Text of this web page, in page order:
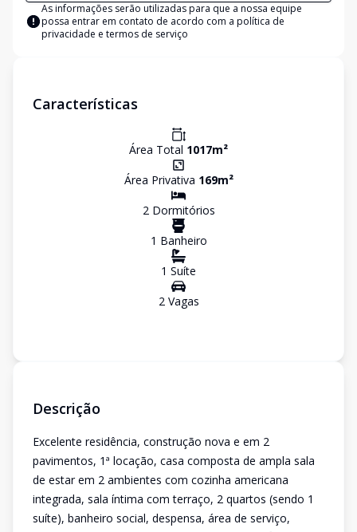
As informações serão utilizadas para que a nossa equipe
possa entrar em contato de acordo com a política de
privacidade e termos de serviço
Características
Área Total 1017m²
Área Privativa 169m²
2Dormitórios
1 Banheiro
1 Suíte
2Vagas
Descrição
Excelente residência, construção nova e em 2
pavimentos, 1ª locação, casa composta de ampla sala
de estar em 2 ambientes com cozinha americana
integrada, sala íntima com terraço, 2 quartos (sendo 1
suíte), banheiro social, despensa, área de serviço,